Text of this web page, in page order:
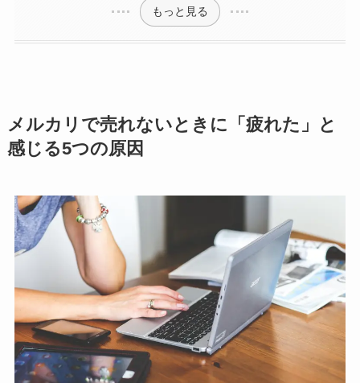
もっと見る
メルカリで売れないときに「疲れた」と
感じる5つの原因